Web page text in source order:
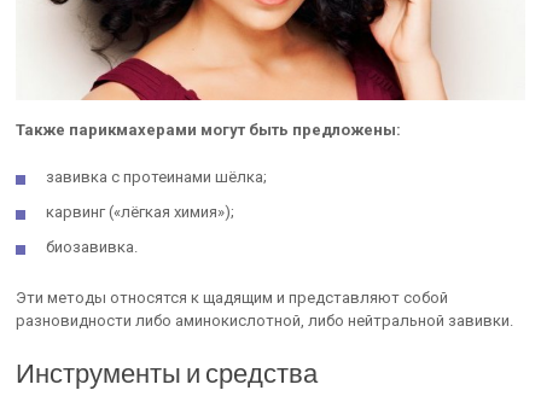
Также парикмахерами могут быть предложены:
завивка с протеинами шёлка;
карвинг («лёгкая химия»);
биозавивка.
Эти методы относятся к щадящим и представляют собой
разновидности либо аминокислотной, либо нейтральной завивки.
Инструменты и средства